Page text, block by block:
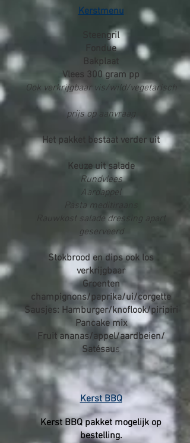
Kerstmenu
Steengril
Fondue
Bakplaat
Vlees 300 gram pp
Ook verkrijgbaar vis/wild/vegetarisch
prijs op aanvraag
Het pakket bestaat verder uit
Keuze uit salade
Rundvlees
Aardappel
Pasta meditiraans
Rauwkost salade dressing apart
geserveerd
Stokbrood en dips ook los
verkrijgbaar
Groenten
champignons/paprika/ui/corgette
Sausjes: Hamburger/knoflook/piripiri
Pancake mix
Fruit ananas/appel/aardbeien/
Satésaus
Kerst BBQ
Kerst BBQ pakket mogelijk op
bestelling.